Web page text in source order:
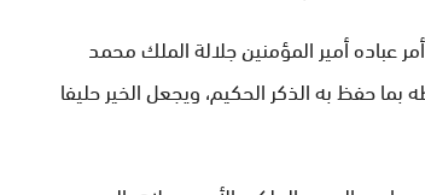
عباده أمير المؤمنين جلالة الملك محمد
حفظ به الذكر الحكيم، ويجعل الخير حليفا